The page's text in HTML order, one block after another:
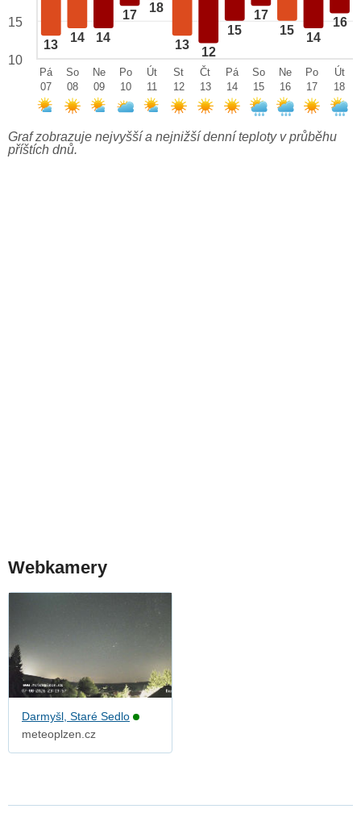
13
14 14
17
18
13
12
15
17
15
14
16
15
10
Pá
07
So
08
Ne
09
Po
10
Út
11
St
12
Čt
13
Pá
14
So
15
Ne
16
Po
17
Út
18
Graf zobrazuje nejvyšší a nejnižší denní teploty v průběhu
příštích dnů.
Webkamery
Darmyšl, Staré Sedlo
meteoplzen.cz